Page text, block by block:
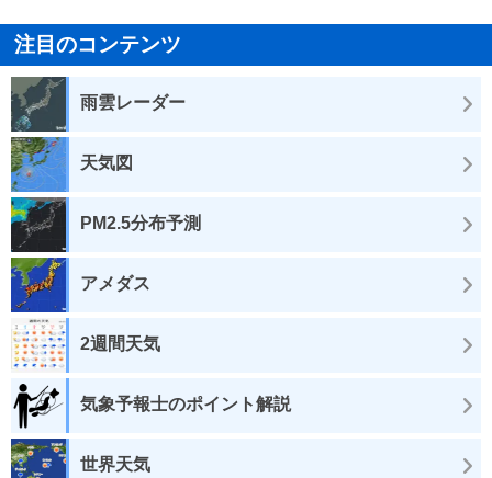
注目のコンテンツ
雨雲レーダー
天気図
PM2.5分布予測
アメダス
2週間天気
気象予報士のポイント解説
世界天気